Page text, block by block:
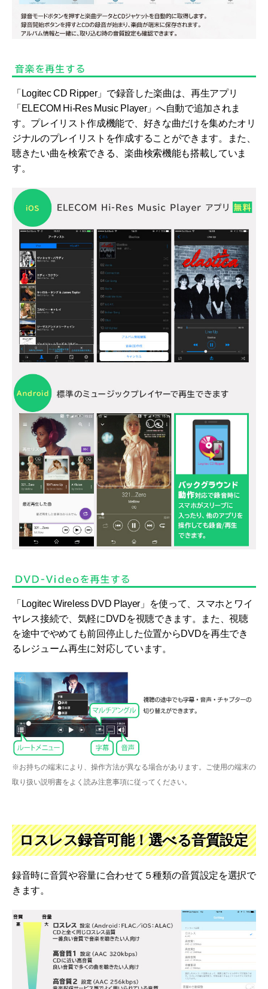
「Logitec CD Ripper」で録音した楽曲は、再生アプリ
「ELECOM Hi-Res Music Player」へ自動で追加されま
す。プレイリスト作成機能で、好きな曲だけを集めたオリ
ジナルのプレイリストを作成することができます。また、
聴きたい曲を検索できる、楽曲検索機能も搭載していま
す。
「Logitec Wireless DVD Player」を使って、スマホとワイ
ヤレス接続で、気軽にDVDを視聴できます。また、視聴
を途中でやめても前回停止した位置からDVDを再生でき
るレジューム再生に対応しています。
※お持ちの端末により、操作方法が異なる場合があります。ご使用の端末の
取り扱い説明書をよく読み注意事項に従ってください。
ロスレス録音可能！選べる音質設定
録音時に音質や容量に合わせて５種類の音質設定を選択で
きます。